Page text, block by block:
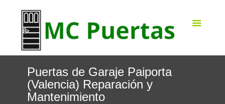
Puertas de Garaje Paiporta
(Valencia) Reparación y
Mantenimiento